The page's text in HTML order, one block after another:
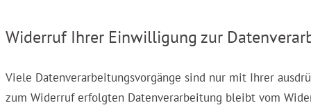
Widerruf Ihrer Einwilligung zur
Viele Datenverarbeitungsvorgänge sind nur mit Ihrer
zum Widerruf erfolgten Datenverarbeitung bleibt vom